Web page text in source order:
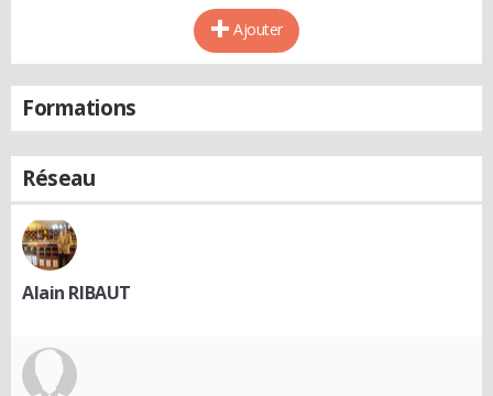
Ajouter
Formations
Réseau
Alain RIBAUT